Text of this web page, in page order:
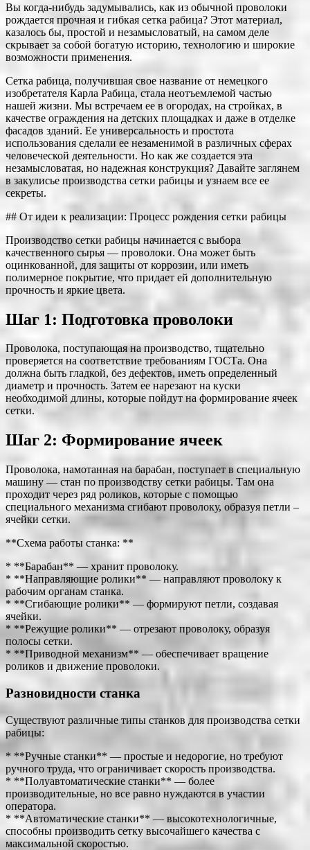
Вы когда-нибудь задумывались, как из обычной проволоки
рождается прочная и гибкая сетка рабица? Этот материал,
казалось бы, простой и незамысловатый, на самом деле
скрывает за собой богатую историю, технологию и широкие
возможности применения.
Сетка рабица, получившая свое название от немецкого
изобретателя Карла Рабица, стала неотъемлемой частью
нашей жизни. Мы встречаем ее в огородах, на стройках, в
качестве ограждения на детских площадках и даже в отделке
фасадов зданий. Ее универсальность и простота
использования сделали ее незаменимой в различных сферах
человеческой деятельности. Но как же создается эта
незамысловатая, но надежная конструкция? Давайте заглянем
в закулисье производства сетки рабицы и узнаем все ее
секреты.
## От идеи к реализации: Процесс рождения сетки рабицы
Производство сетки рабицы начинается с выбора
качественного сырья — проволоки. Она может быть
оцинкованной, для защиты от коррозии, или иметь
полимерное покрытие, что придает ей дополнительную
прочность и яркие цвета.
Шаг 1: Подготовка проволоки
Проволока, поступающая на производство, тщательно
проверяется на соответствие требованиям ГОСТа. Она
должна быть гладкой, без дефектов, иметь определенный
диаметр и прочность. Затем ее нарезают на куски
необходимой длины, которые пойдут на формирование ячеек
сетки.
Шаг 2: Формирование ячеек
Проволока, намотанная на барабан, поступает в специальную
машину — стан по производству сетки рабицы. Там она
проходит через ряд роликов, которые с помощью
специального механизма сгибают проволоку, образуя петли –
ячейки сетки.
**Схема работы станка: **
* **Барабан** — хранит проволоку.
* **Направляющие ролики** — направляют проволоку к
рабочим органам станка.
* **Сгибающие ролики** — формируют петли, создавая
ячейки.
* **Режущие ролики** — отрезают проволоку, образуя
полосы сетки.
* **Приводной механизм** — обеспечивает вращение
роликов и движение проволоки.
Разновидности станка
Существуют различные типы станков для производства сетки
рабицы:
* **Ручные станки** — простые и недорогие, но требуют
ручного труда, что ограничивает скорость производства.
* **Полуавтоматические станки** — более
производительные, но все равно нуждаются в участии
оператора.
* **Автоматические станки** — высокотехнологичные,
способны производить сетку высочайшего качества с
максимальной скоростью.